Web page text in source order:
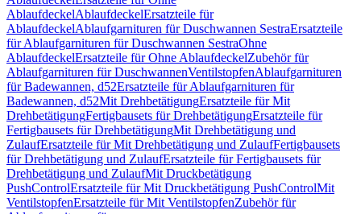
AblaufdeckelAblaufdeckelErsatzteile für
AblaufdeckelAblaufgarnituren für Duschwannen SestraErsatzteile
für Ablaufgarnituren für Duschwannen SestraOhne
AblaufdeckelErsatzteile für Ohne AblaufdeckelZubehör für
Ablaufgarnituren für DuschwannenVentilstopfenAblaufgarnituren
für Badewannen, d52Ersatzteile für Ablaufgarnituren für
Badewannen, d52Mit DrehbetätigungErsatzteile für Mit
DrehbetätigungFertigbausets für DrehbetätigungErsatzteile für
Fertigbausets für DrehbetätigungMit Drehbetätigung und
ZulaufErsatzteile für Mit Drehbetätigung und ZulaufFertigbausets
für Drehbetätigung und ZulaufErsatzteile für Fertigbausets für
Drehbetätigung und ZulaufMit Druckbetätigung
PushControlErsatzteile für Mit Druckbetätigung PushControlMit
VentilstopfenErsatzteile für Mit VentilstopfenZubehör für